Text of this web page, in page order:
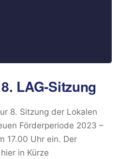
LAG-Sitzung
8. Sitzung der Lokalen
Förderperiode 2023 –
17.00 Uhr ein. Der
in Kürze